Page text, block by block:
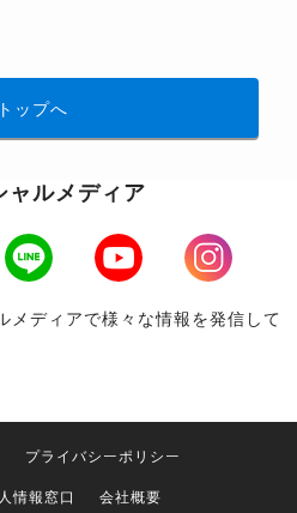
トップへ
ャルメディア
LINE Youtube
Instagram
メディアで様々な情報を発信して
プライバシーポリシー
情報窓口 会社概要